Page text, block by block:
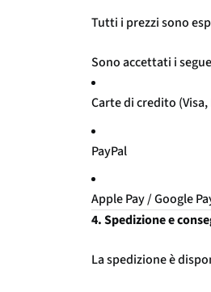
Tutti i prezzi sono
Sono accettati i
Carte di credito
PayPal
Apple Pay / Google
4. Spedizione e
La spedizione è